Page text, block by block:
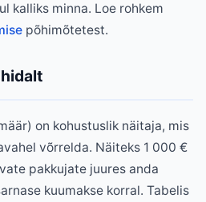
kalliks minna. Loe rohkem
põhimõtetest.
on kohustuslik näitaja, mis
võrrelda. Näiteks 1 000 €
pakkujate juures anda
kuumakse korral. Tabelis